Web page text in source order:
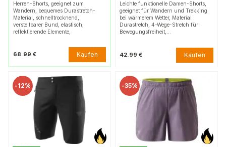
Herren-Shorts, geeignet zum
Wandern, bequemes Durastretch-
Material, schnelltrocknend,
verstellbarer Bund, elastisch,
reflektierende Elemente,
68.99 € Kaufen
Leichte funktionelle Damen-Shorts,
geeignet für Wandern und Trekking
bei wärmerem Wetter, Material
Durastretch, 4-Wege-Stretch für
Bewegungsfreiheit,…
42.99 € Kaufen
-12% -35%